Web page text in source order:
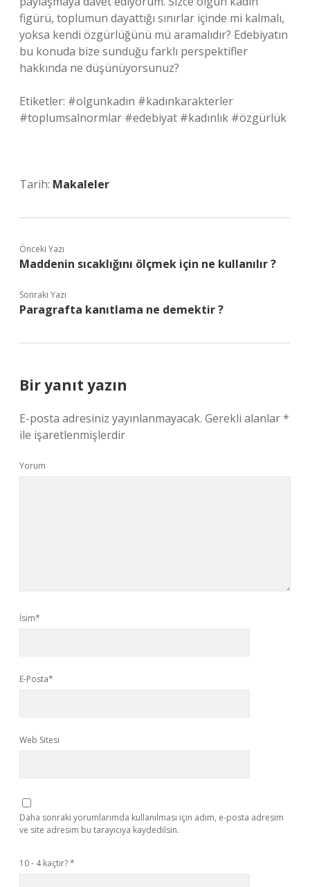
figürü, toplumun dayattığı sınırlar içinde mi kalmalı,
yoksa kendi özgürlüğünü mü aramalıdır? Edebiyatın
bu konuda bize sunduğu farklı perspektifler
hakkında ne düşünüyorsunuz?
Etiketler: #olgunkadın #kadınkarakterler
#toplumsalnormlar #edebiyat #kadınlık #özgürlük
Tarih: Makaleler
Önceki Yazı
Maddenin sıcaklığını ölçmek için ne kullanılır ?
Sonraki Yazı
Paragrafta kanıtlama ne demektir ?
Bir yanıt yazın
E-posta adresiniz yayınlanmayacak. Gerekli alanlar*
ile işaretlenmişlerdir
Yorum
İsim*
E-Posta*
Web Sitesi
Daha sonraki yorumlarımda kullanılması için adım, e-posta adresim
ve site adresim bu tarayıcıya kaydedilsin.
10 - 4 kaçtır?*